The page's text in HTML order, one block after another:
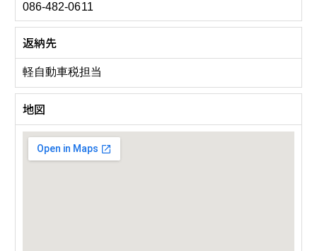
086-482-0611
返納先
軽自動車税担当
地図